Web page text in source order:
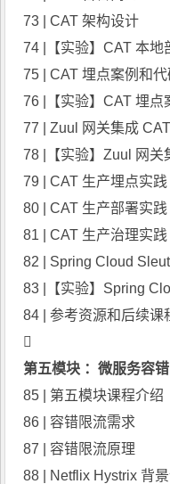
73 | CAT 架构设计
74 |【实验】CAT 本地
75 | CAT 埋点案例和
76 |【实验】CAT 埋点
77 | Zuul 网关集成
78 |【实验】Zuul 网关
79 | CAT 生产埋点实践
80 | CAT 生产部署实践
81 | CAT 生产治理实践
82 | Spring Cloud
83 |【实验】Spring
84 | 参考资源和后续课

第五模块 ：微服务容
85 | 第五模块课程介绍
86 | 容错限流需求
87 | 容错限流原理
88 | Netflix Hystrix 背